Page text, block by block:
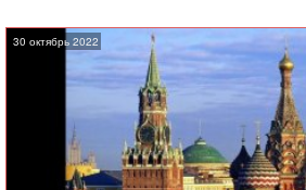
30 октябрь 2022